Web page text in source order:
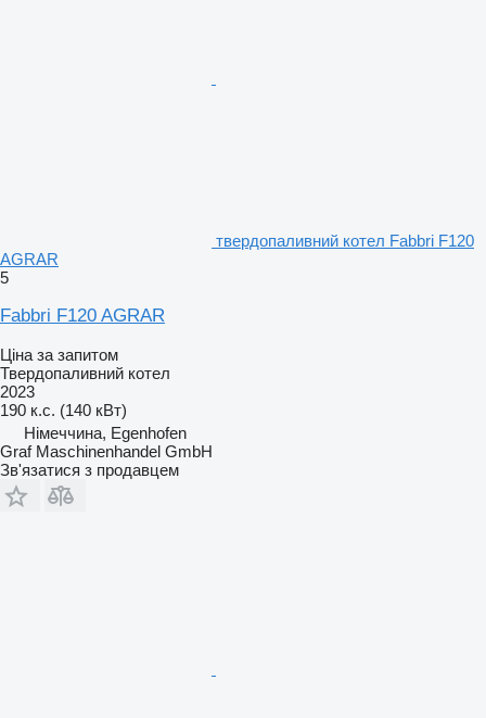
твердопаливний котел Fabbri F120
AGRAR
5
Fabbri F120 AGRAR
Ціна за запитом
Твердопаливний котел
2023
190 к.с. (140 кВт)
Німеччина, Egenhofen
Graf Maschinenhandel GmbH
Зв'язатися з продавцем